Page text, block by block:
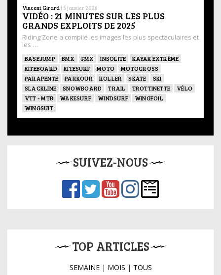
Vincent Girard | 5 janvier 2026
VIDÉO : 21 MINUTES SUR LES PLUS
GRANDS EXPLOITS DE 2025
Riding Zone a compilé les images les plus spectaculaires et
les …
BASEJUMP BMX FMX INSOLITE
KAYAK EXTRÊME
KITEBOARD
KITESURF MOTO
MOTOCROSS
PARAPENTE
PARKOUR ROLLER SKATE
SKI
SLACKLINE
SNOWBOARD TRAIL TROTTINETTE
VÉLO
VTT - MTB
WAKESURF WINDSURF
WINGFOIL
WINGSUIT
SUIVEZ-NOUS
TOP ARTICLES
SEMAINE| MOIS | TOUS